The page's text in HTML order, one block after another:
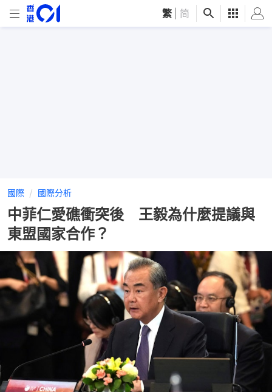
繁 简
國際 國際分析
中菲仁愛礁衝突後 王毅為什麼提議與
東盟國家合作？